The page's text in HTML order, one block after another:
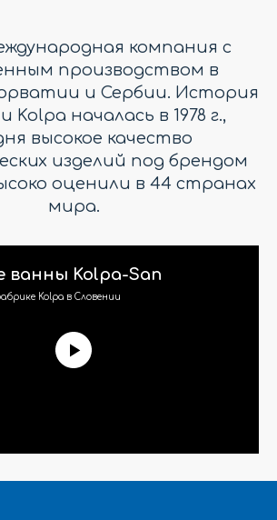
компания с
производством в
и Сербии. История
Kolpa началась в 1978 г.,
высокое качество
изделий под брендом
оценили в 44 странах
мира.
ванны Kolpa-San
Kolpa в Словении